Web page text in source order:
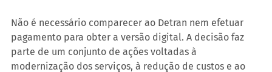
Não é necessário comparecer ao Detran nem efetuar
pagamento para obter a versão digital. A decisão faz
parte de um conjunto de ações voltadas à
modernização dos serviços, à redução de custos e ao